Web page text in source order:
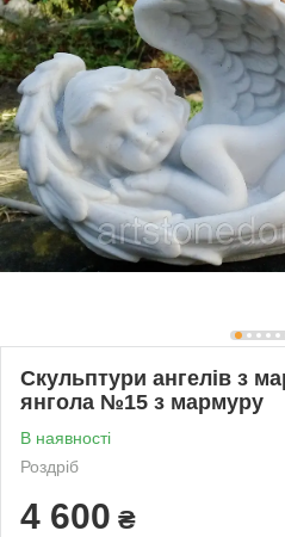
Скульптури ангелів з
янгола №15 з мармуру
В наявності
Роздріб
4 600 ₴